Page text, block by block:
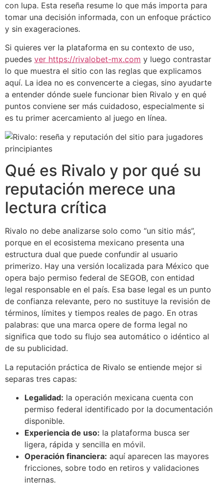
con lupa. Esta reseña resume lo que más importa para
tomar una decisión informada, con un enfoque práctico
y sin exageraciones.
Si quieres ver la plataforma en su contexto de uso,
puedes ver https://rivalobet-mx.com y luego contrastar
lo que muestra el sitio con las reglas que explicamos
aquí. La idea no es convencerte a ciegas, sino ayudarte
a entender dónde suele funcionar bien Rivalo y en qué
puntos conviene ser más cuidadoso, especialmente si
es tu primer acercamiento al juego en línea.
Qué es Rivalo y por qué su
reputación merece una
lectura crítica
Rivalo no debe analizarse solo como “un sitio más”,
porque en el ecosistema mexicano presenta una
estructura dual que puede confundir al usuario
primerizo. Hay una versión localizada para México que
opera bajo permiso federal de SEGOB, con entidad
legal responsable en el país. Esa base legal es un punto
de confianza relevante, pero no sustituye la revisión de
términos, límites y tiempos reales de pago. En otras
palabras: que una marca opere de forma legal no
significa que todo su flujo sea automático o idéntico al
de su publicidad.
La reputación práctica de Rivalo se entiende mejor si
separas tres capas:
Legalidad: la operación mexicana cuenta con
permiso federal identificado por la documentación
disponible.
Experiencia de uso: la plataforma busca ser
ligera, rápida y sencilla en móvil.
Operación financiera: aquí aparecen las mayores
fricciones, sobre todo en retiros y validaciones
internas.